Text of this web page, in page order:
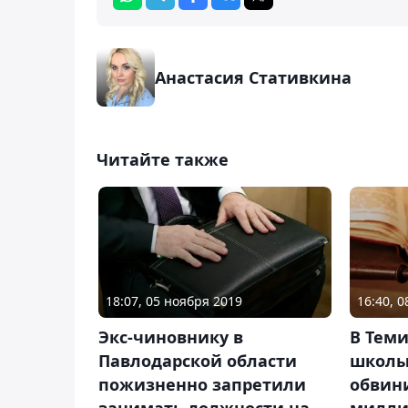
Анастасия Стативкина
Читайте также
18:07, 05 ноября 2019
Экс-чиновнику в
Павлодарской области
пожизненно запретили
16:40,
В